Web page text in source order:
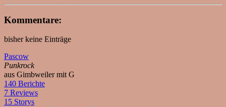
Kommentare:
bisher keine Einträge
Pascow
Punkrock
aus Gimbweiler mit G
140 Berichte
7 Reviews
15 Storys